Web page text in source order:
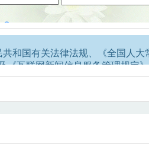
共和国有关法律法规、《全国人
《互联网新闻信息服务管理规定
尊重网络道德，并承担一切因您
章跟帖管理员有权保留或删除其